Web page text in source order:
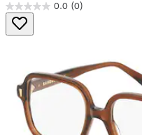
0.0 (0)
0.0
von
5